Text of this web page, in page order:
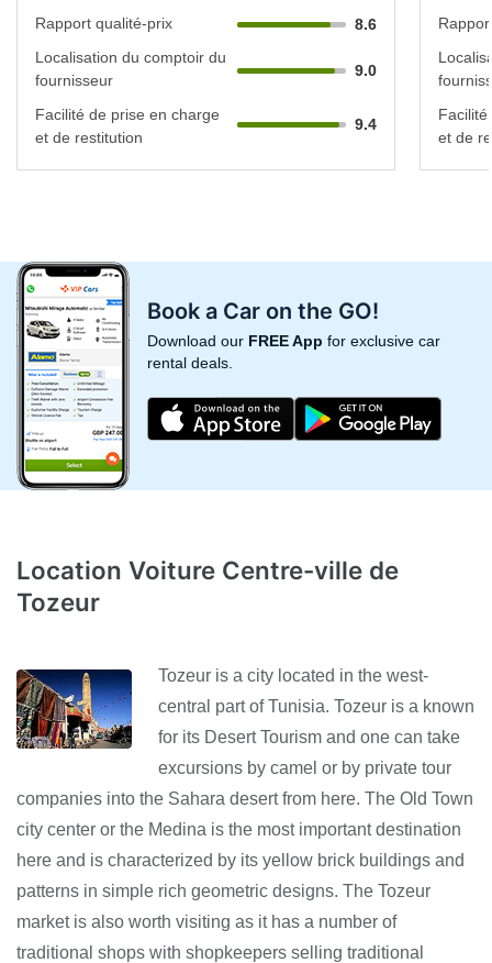
Rapport qualité-prix
8.6
Localisation du comptoir du
fournisseur
9.0
Facilité de prise en charge
et de restitution
9.4
et de
Book a Car on the GO!
Download our FREE App for exclusive car
rental deals.
Location Voiture Centre-ville de
Tozeur
Tozeur is a city located in the west-
central part of Tunisia. Tozeur is a known
for its Desert Tourism and one can take
excursions by camel or by private tour
companies into the Sahara desert from here. The Old Town
city center or the Medina is the most important destination
here and is characterized by its yellow brick buildings and
patterns in simple rich geometric designs. The Tozeur
market is also worth visiting as it has a number of
traditional shops with shopkeepers selling traditional